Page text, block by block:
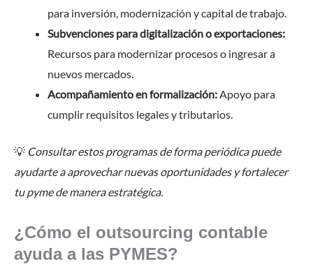
para inversión, modernización y capital de trabajo.
Subvenciones para digitalización o exportaciones:
Recursos para modernizar procesos o ingresar a
nuevos mercados.
Acompañamiento en formalización:Apoyo para
cumplir requisitos legales y tributarios.
💡 Consultar estos programas de forma periódica puede
ayudarte a aprovechar nuevas oportunidades y fortalecer
tu pyme de manera estratégica.
¿Cómo el outsourcing contable
ayuda a las PYMES?